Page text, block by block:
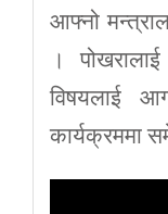
आफ्नो
।
विषयलाई
कार्यक्रममा